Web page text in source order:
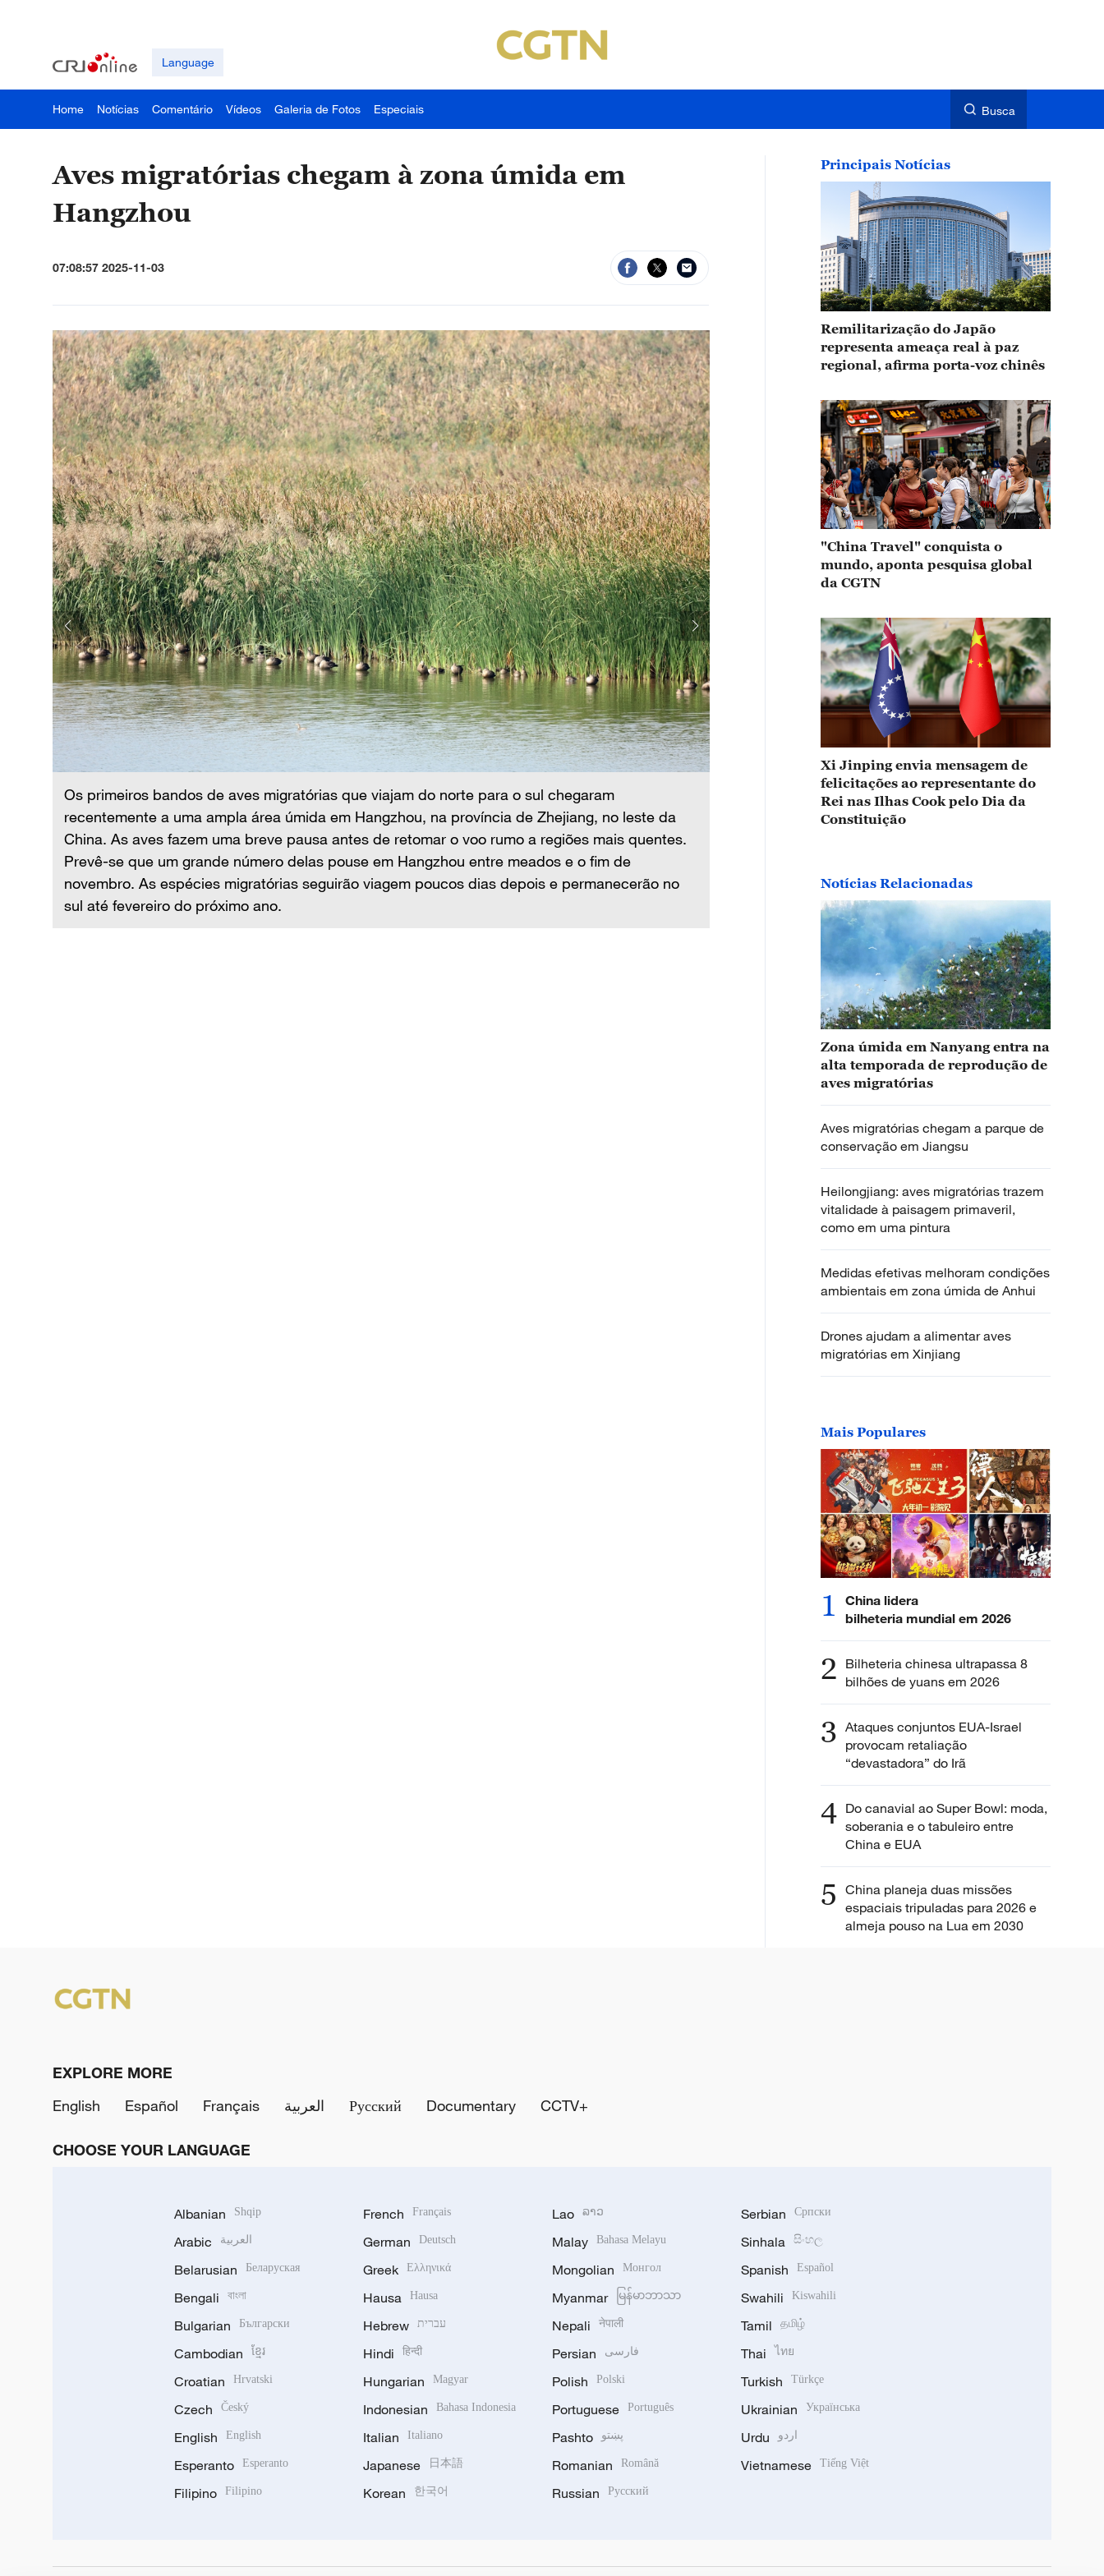
Language
Home Notícias Comentário Vídeos Galeria de Fotos Especiais Busca
Aves migratórias chegam à zona úmida em
Hangzhou
07:08:57 2025-11-03
Os primeiros bandos de aves migratórias que viajam do norte para o sul chegaram
recentemente a uma ampla área úmida em Hangzhou, na província de Zhejiang, no leste da
China. As aves fazem uma breve pausa antes de retomar o voo rumo a regiões mais quentes.
Prevê-se que um grande número delas pouse em Hangzhou entre meados e o fim de
novembro. As espécies migratórias seguirão viagem poucos dias depois e permanecerão no
sul até fevereiro do próximo ano.
Os primeiros bandos de aves migratórias que viajam do
recentemente a uma ampla área úmida em Hangzhou,
China. As aves fazem uma breve pausa antes de
Prevê-se que um grande número delas pouse em
sul até fevereiro do próximo ano.
Principais Notícias
Remilitarização do Japão
representa ameaça real à paz
regional, afirma porta-voz chinês
"China Travel" conquista o
mundo, aponta pesquisa global
da CGTN
Xi Jinping envia mensagem de
felicitações ao representante do
Rei nas Ilhas Cook pelo Dia da
Constituição
Notícias Relacionadas
Zona úmida em Nanyang entra na
alta temporada de reprodução de
aves migratórias
Aves migratórias chegam a parque de
conservação em Jiangsu
Heilongjiang: aves migratórias trazem
vitalidade à paisagem primaveril,
como em uma pintura
Medidas efetivas melhoram condições
ambientais em zona úmida de Anhui
Drones ajudam a alimentar aves
migratórias em Xinjiang
Mais Populares
1
China lidera
bilheteria mundial em 2026
2 Bilheteria chinesa ultrapassa 8
bilhões de yuans em 2026
3 Ataques conjuntos EUA-Israel
provocam retaliação
“devastadora” do Irã
4 Do canavial ao Super Bowl: moda,
soberania e o tabuleiro entre
China e EUA
5 China planeja duas missões
espaciais tripuladas para 2026 e
almeja pouso na Lua em 2030
EXPLORE MORE
English
Español Français العربية Русский Documentary CCTV+
CHOOSE YOUR LANGUAGE
Albanian Shqip
Arabic العربية
Belarusian Беларуская
Bengali বাংলা
Bulgarian Български
Cambodian ខ្មែរ
Croatian Hrvatski
Czech Český
English English
Esperanto Esperanto
Filipino Filipino
French Français
German Deutsch
Greek Ελληνικά
Hausa Hausa
Hebrew עברית
Hindi हिन्दी
Hungarian Magyar
Indonesian Bahasa Indonesia
Italian Italiano
Japanese 日本語
Korean 한국어
Lao ລາວ
Malay Bahasa Melayu
Mongolian Монгол
Myanmar မြန်မာဘာသာ
Nepali नेपाली
Persian فارسی
Polish Polski
Portuguese Português
Pashto پښتو
Romanian Română
Russian Русский
Serbian Српски
Sinhala සිංහල
Spanish Español
Swahili Kiswahili
Tamil தமிழ்
Thai ไทย
Turkish Türkçe
Ukrainian Українська
Urdu اردو
Vietnamese Tiếng Việt